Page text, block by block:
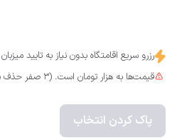
رزرو سریع اقامتگاه بدون نیاز به تایید میزبان
قیمت‌ها به هزار تومان است. (3 صفر حذف شده)
پاک کردن انتخاب